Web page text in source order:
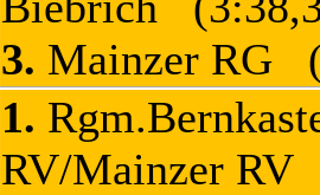
3. Mainzer RG
1.
RV/Mainzer RV